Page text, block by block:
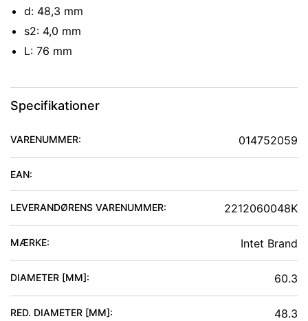
d: 48,3 mm
s2: 4,0 mm
L: 76 mm
Specifikationer
VARENUMMER: 014752059
EAN:
LEVERANDØRENS VARENUMMER: 2212060048K
MÆRKE: Intet Brand
DIAMETER [MM]: 60.3
RED. DIAMETER [MM]: 48.3